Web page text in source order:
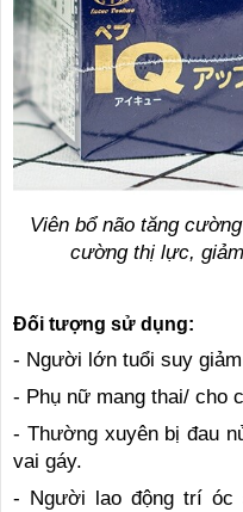
Viên bổ não tăng
cường thị lực,
Đối tượng sử dụng:
- Người lớn tuổi suy
- Phụ nữ mang thai/ cho
- Thường xuyên bị đau
vai gáy.
- Người lao động trí óc